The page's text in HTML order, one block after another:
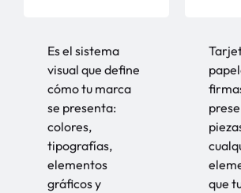
Es el sistema
visual que define
cómo tu marca
se presenta:
colores,
tipografías,
elementos
gráficos y
que